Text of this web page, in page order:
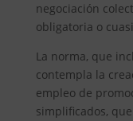
negociación
obligatoria o
La norma, que
contempla la
empleo de
simplificados,